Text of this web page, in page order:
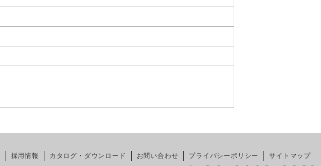
採用情報 カタログ・ダウンロード お問い合わせ プライバシーポリシー サイトマップ